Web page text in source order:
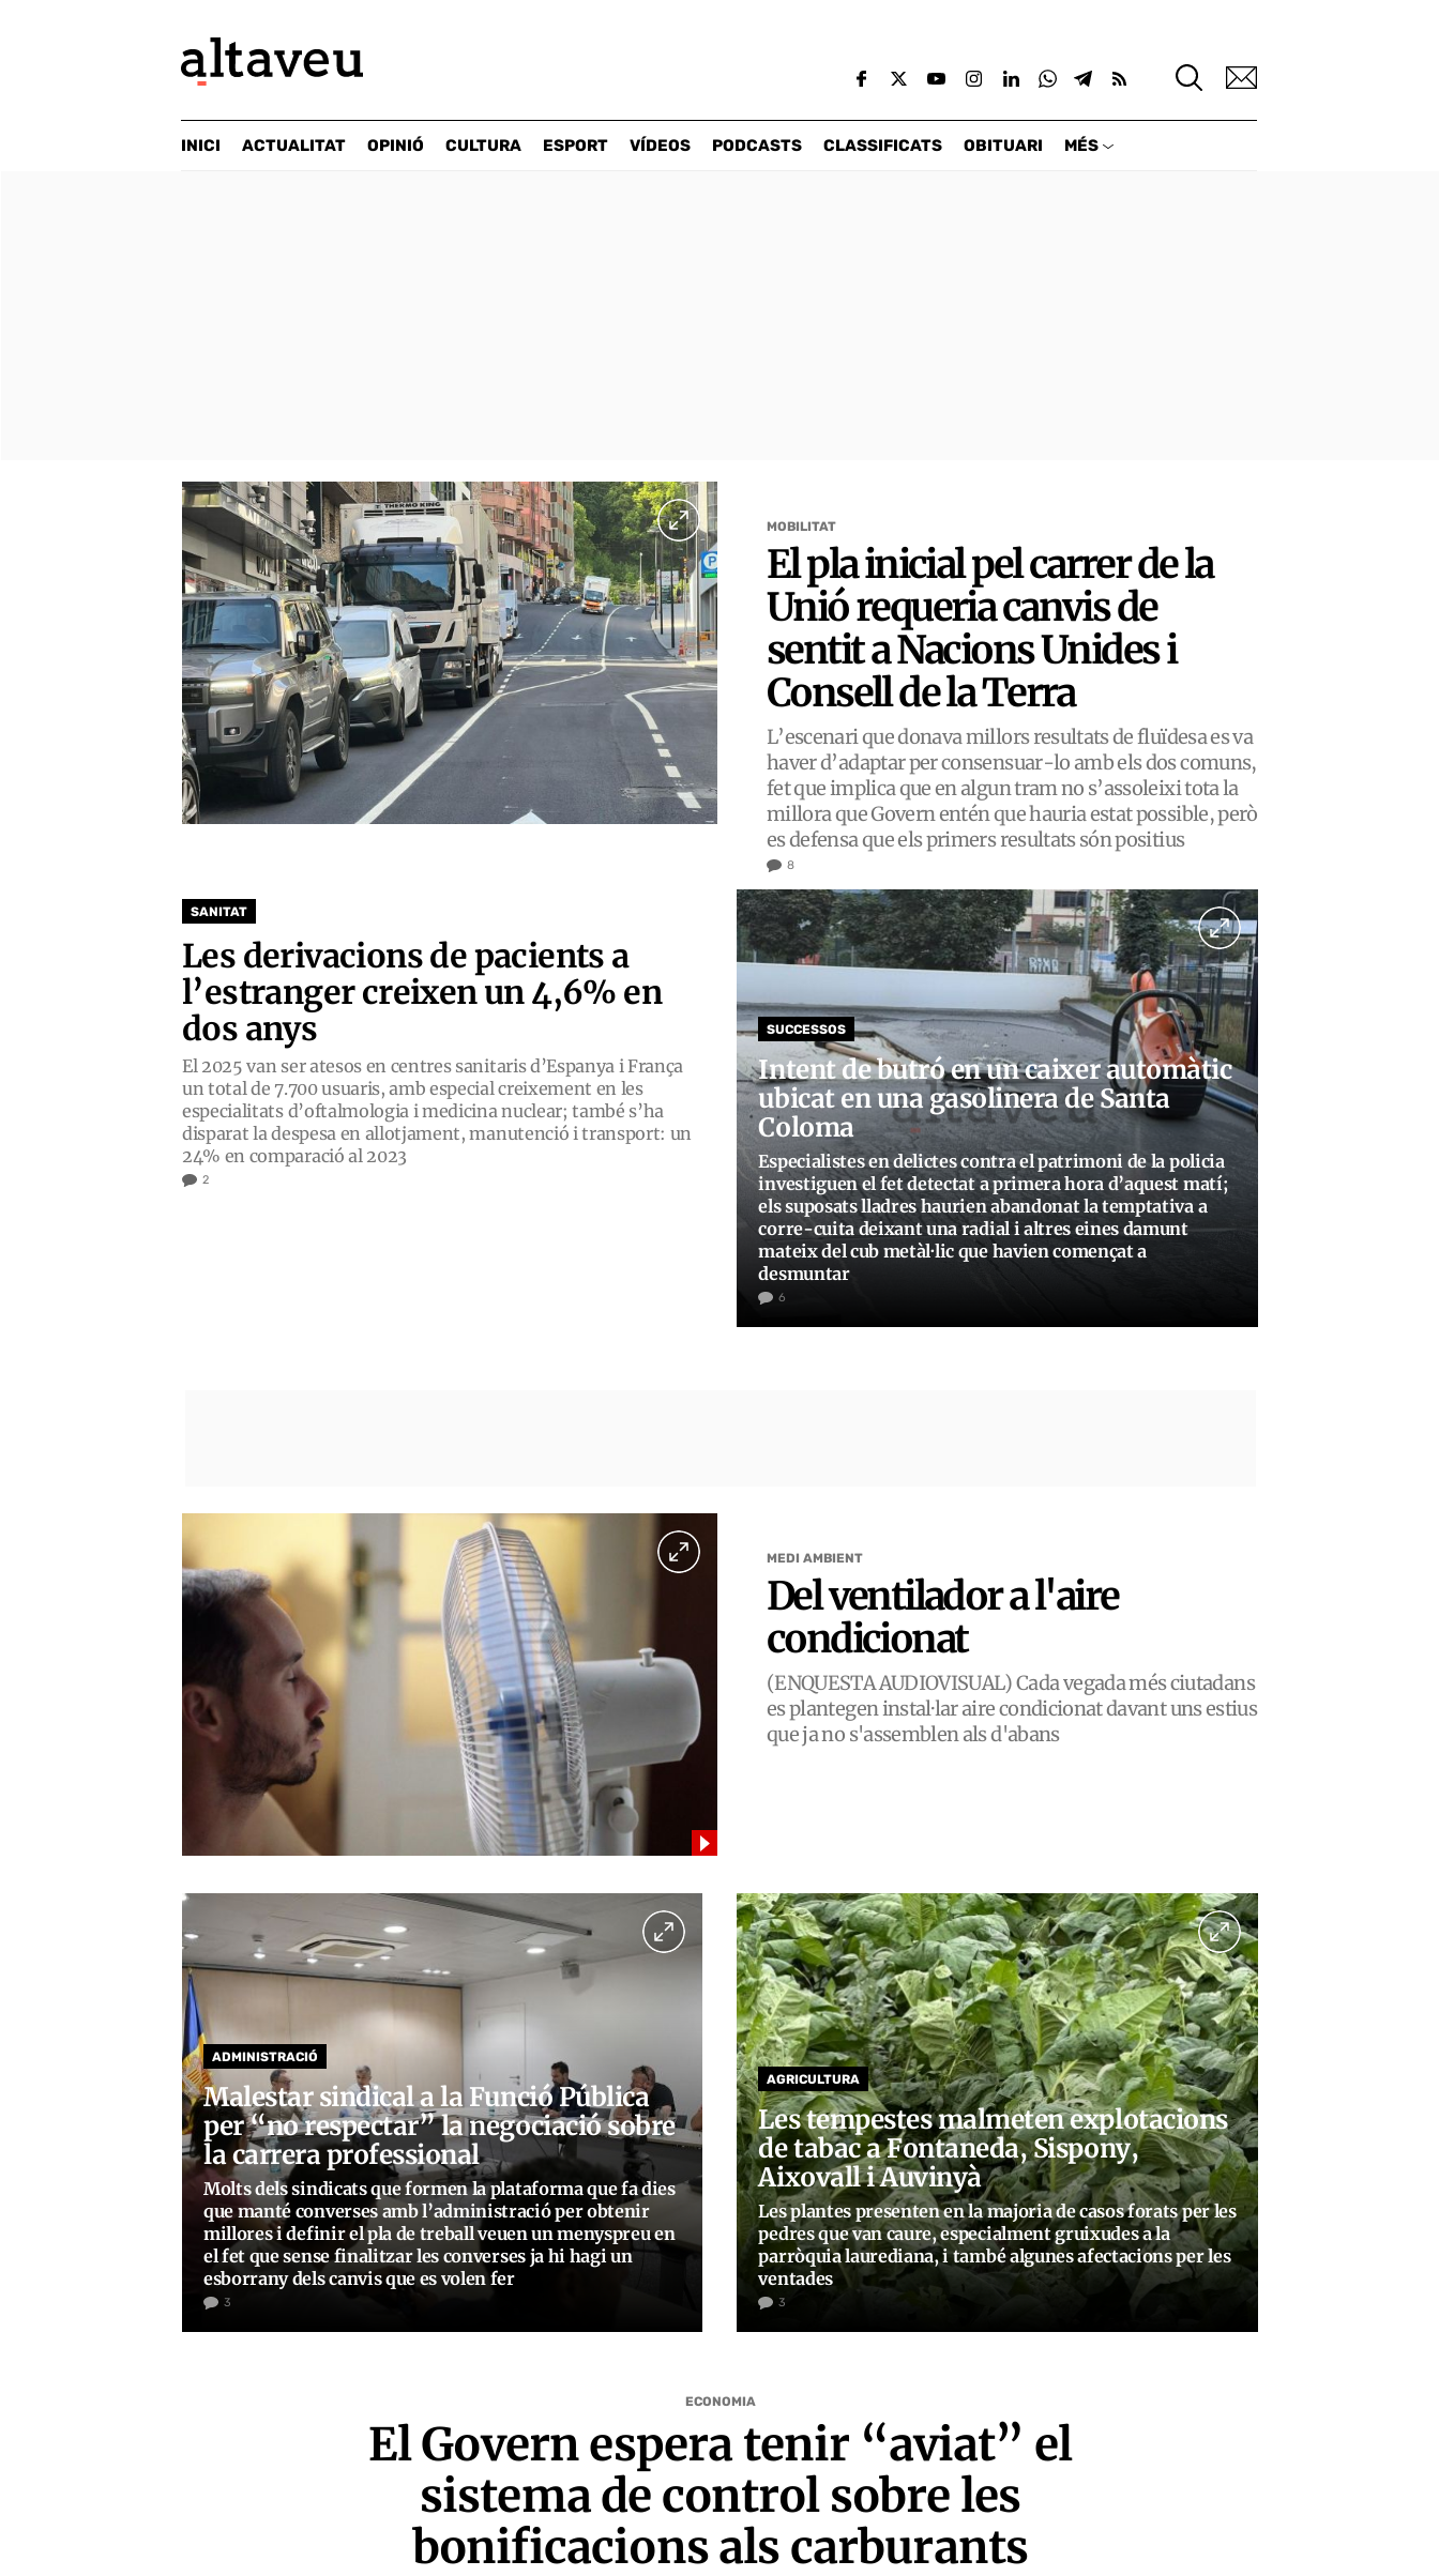
Buscar
INICI ACTUALITAT OPINIÓ CULTURA ESPORT VÍDEOS PODCASTS CLASSIFICATS OBITUARI MÉS
MOBILITAT
El pla inicial pel carrer de la
Unió requeria canvis de
sentit a Nacions Unides i
Consell de la Terra
L’escenari que donava millors resultats de fluïdesa es va
haver d’adaptar per consensuar-lo amb els dos comuns,
fet que implica que en algun tram no s’assoleixi tota la
millora que Govern entén que hauria estat possible, però
es defensa que els primers resultats són positius
8
SANITAT
Les derivacions de pacients a
l’estranger creixen un 4,6% en
dos anys
El 2025 van ser atesos en centres sanitaris d’Espanya i França
un total de 7.700 usuaris, amb especial creixement en les
especialitats d’oftalmologia i medicina nuclear; també s’ha
disparat la despesa en allotjament, manutenció i transport: un
24% en comparació al 2023
2
SUCCESSOS
Intent de butró en un caixer automàtic
ubicat en una gasolinera de Santa
Coloma
Especialistes en delictes contra el patrimoni de la policia
investiguen el fet detectat a primera hora d’aquest matí;
els suposats lladres haurien abandonat la temptativa a
corre-cuita deixant una radial i altres eines damunt
mateix del cub metàl·lic que havien començat a
desmuntar
6
MEDI AMBIENT
Del ventilador a l'aire
condicionat
(ENQUESTA AUDIOVISUAL) Cada vegada més ciutadans
es plantegen instal·lar aire condicionat davant uns estius
que ja no s'assemblen als d'abans
ADMINISTRACIÓ
Malestar sindical a la Funció Pública
per “no respectar” la negociació sobre
la carrera professional
Molts dels sindicats que formen la plataforma que fa dies
que manté converses amb l’administració per obtenir
millores i definir el pla de treball veuen un menyspreu en
el fet que sense finalitzar les converses ja hi hagi un
esborrany dels canvis que es volen fer
3
AGRICULTURA
Les tempestes malmeten explotacions
de tabac a Fontaneda, Sispony,
Aixovall i Auvinyà
Les plantes presenten en la majoria de casos forats per les
pedres que van caure, especialment gruixudes a la
parròquia laurediana, i també algunes afectacions per les
ventades
3
ECONOMIA
El Govern espera tenir “aviat” el
sistema de control sobre les
bonificacions als carburants